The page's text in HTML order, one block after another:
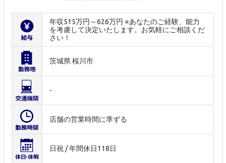
年収515万円～626万円 ※あなたのご経験、能力
を考慮して決定いたします。お気軽にご相談くだ
さい！
茨城県 桜川市
-
店舗の営業時間に準ずる
日祝 / 年間休日118日